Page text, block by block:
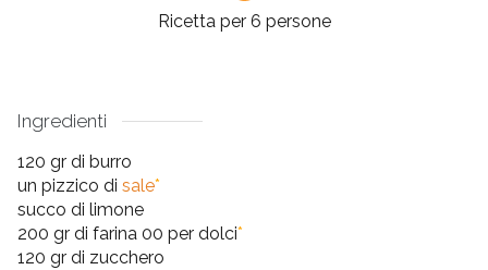
Ricetta per 6 persone
Ingredienti
120 gr di burro
un pizzico di sale*
succo di limone
200 gr di farina 00 per dolci*
120 gr di zucchero